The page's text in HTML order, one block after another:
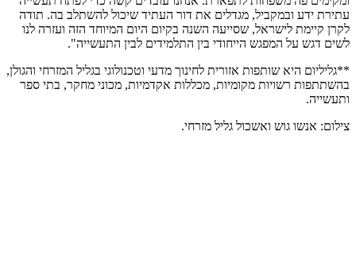
עתירת ידע ובמקביל, מגדלים את דור העתיד שיכול להשתלב בה. תודה
לקרן קיימת לישראל, שסייעה השנה בקיום היום המיוחד הזה ועזרה לנו
לשים דגש על המפגש הייחודי בין התלמידים לבין התעשייה".
**גליליום היא שותפות אזורית לחינוך מדעי וטכנולוגי בגליל המזרחי והגולן,
בהשתתפות רשויות מקומיות, מכללות אקדמיות, מכוני מחקר, בתי ספר
ותעשייה.
צילום: אנשו גוש ואשכול גליל מזרחי.